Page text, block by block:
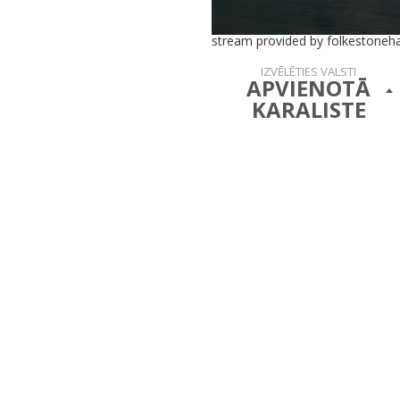
stream provided by
IZVĒLĒTIES VALSTI
APVIENOTĀ
KARALISTE